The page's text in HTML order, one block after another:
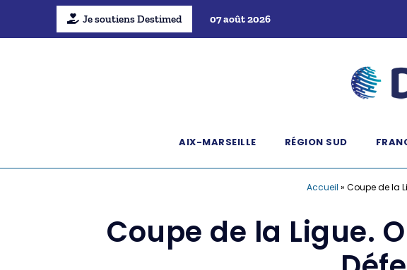
Je soutiens Destimed 07 août 2026
AIX-MARSEILLE RÉGION SUD
Accueil » Coupe de la
Coupe de la Ligue.